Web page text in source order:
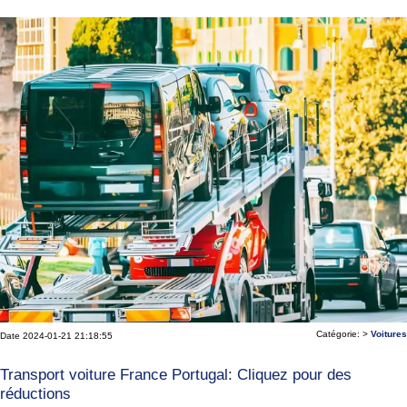
Date 2024-01-21 21:18:55 Catégorie: > Voitures
Transport voiture France Portugal: Cliquez pour des
réductions